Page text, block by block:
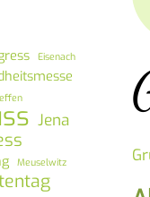
Eisenach
Jena
Meuselwitz